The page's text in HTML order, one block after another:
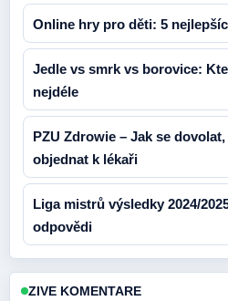
Online hry pro děti: 5
Jedle vs smrk vs borovice:
nejdéle
PZU Zdrowie – Jak se
objednat k lékaři
Liga mistrů výsledky 2024/
odpovědi
ZIVE KOMENTARE